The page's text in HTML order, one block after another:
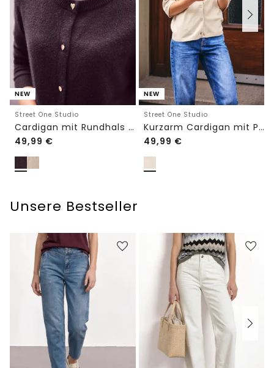
NEW
Street One Studio
Cardigan mit Rundhals und Knöpfen
49,99 €
NEW
Street One Studio
Kurzarm Cardigan mit Polokragen
49,99 €
Unsere Bestseller